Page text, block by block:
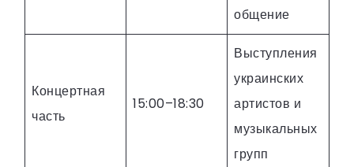
общение
Концертная
часть
15:00–18:30
Выступления
украинских
артистов и
музыкальных
групп